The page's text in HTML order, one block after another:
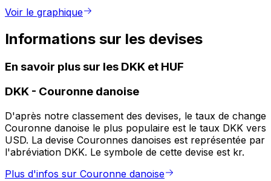
Voir le graphique
Informations sur les devises
En savoir plus sur les DKK et HUF
DKK - Couronne danoise
D'après notre classement des devises, le taux de change
Couronne danoise le plus populaire est le taux DKK vers
USD. La devise Couronnes danoises est représentée par
l'abréviation DKK. Le symbole de cette devise est kr.
Plus d'infos sur Couronne danoise